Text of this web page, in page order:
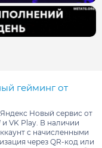
гейминг от
Новый сервис от
VK Play. В наличии
с начисленными
через QR-код или